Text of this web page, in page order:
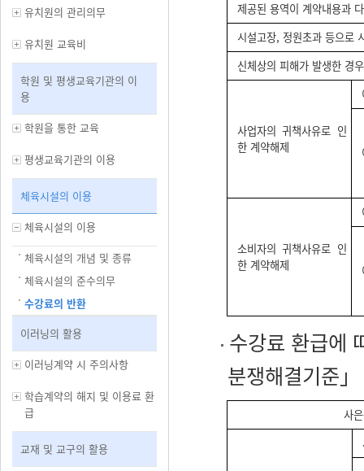
유치원의 관리의무
유치원 교육비
학원 및 평생교육기관의 이
용
학원을 통한 교육
평생교육기관의 이용
체육시설의 이용
체육시설의 이용
체육시설의 개념 및 종류
체육시설의 준수의무
수강료의 반환
이러닝의 활용
이러닝계약 시 주의사항
학습계약의 해지 및 이용료 환
급
교재 및 교구의 활용
제공된 용역이 계약내용과
시설고장, 정원초과 등으로
신체상의 피해가 발생한 경우
사업자의 귀책사유로 인
한 계약해제
소비자의 귀책사유로 인
한 계약해제
수강료 환급에
분쟁해결기준
사